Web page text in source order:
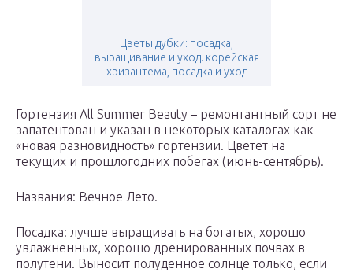
Цветы дубки: посадка,
выращивание и уход. корейская
хризантема, посадка и уход
Гортензия All Summer Beauty – ремонтантный сорт не
запатентован и указан в некоторых каталогах как
«новая разновидность» гортензии. Цветет на
текущих и прошлогодних побегах (июнь-сентябрь).
Названия: Вечное Лето.
Посадка: лучше выращивать на богатых, хорошо
увлажненных, хорошо дренированных почвах в
полутени. Выносит полуденное солнце только, если